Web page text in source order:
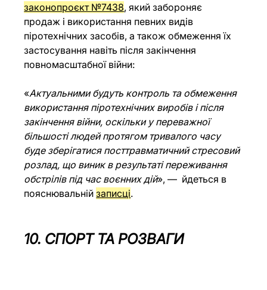
законопроєкт №7438, який забороняє
продаж і використання певних видів
піротехнічних засобів, а також обмеження їх
застосування навіть після закінчення
повномасштабної війни:
«Актуальними будуть контроль та обмеження
використання піротехнічних виробів і після
закінчення війни, оскільки у переважної
більшості людей протягом тривалого часу
буде зберігатися посттравматичний стресовий
розлад, що виник в результаті переживання
обстрілів під час воєнних дій», —  йдеться в
пояснювальній записці.
10. СПОРТ ТА РОЗВАГИ